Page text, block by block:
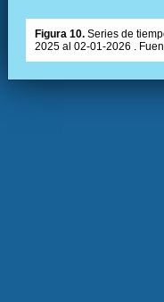
Figura 10. Series de
2025 al 02-01-2026 .